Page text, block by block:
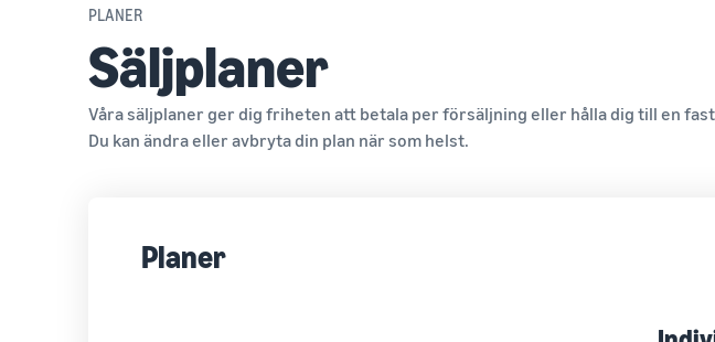
PLANER
Säljplaner
Våra säljplaner ger dig friheten att betala per försäljning eller hålla dig till en
Du kan ändra eller avbryta din plan när som helst.
Planer